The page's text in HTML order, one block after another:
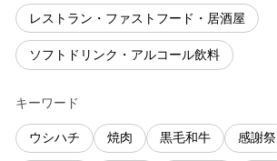
レストラン・ファストフード・居酒屋
ソフトドリンク・アルコール飲料
キーワード
ウシハチ 焼肉 黒毛和牛 感謝祭